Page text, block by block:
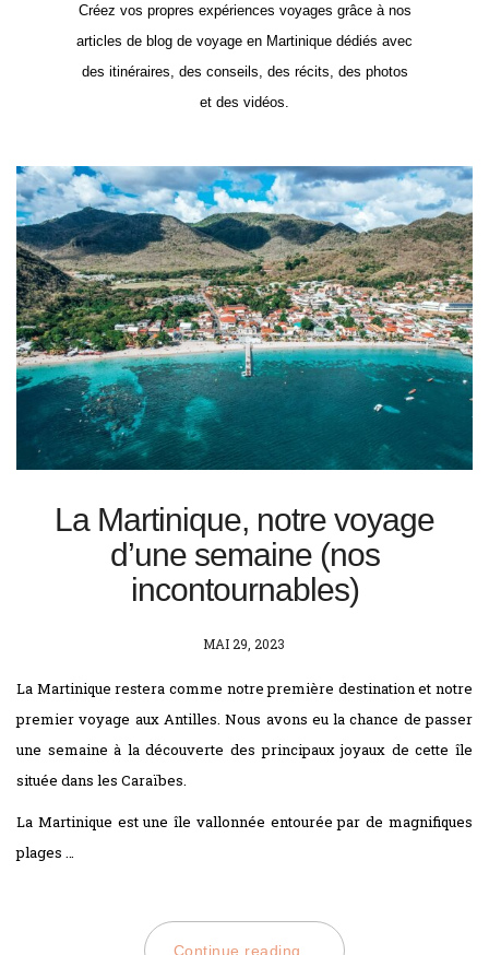
Créez vos propres expériences voyages grâce à nos
articles de blog de voyage en Martinique dédiés avec
des itinéraires, des conseils, des récits, des photos
et des vidéos.
La Martinique, notre voyage
d’une semaine (nos
incontournables)
POSTED
MAI 29, 2023
La Martinique restera comme notre première destination et notre
premier voyage aux Antilles. Nous avons eu la chance de passer
une semaine à la découverte des principaux joyaux de cette île
située dans les Caraïbes.
La Martinique est une île vallonnée entourée par de magnifiques
plages …
Continue reading...